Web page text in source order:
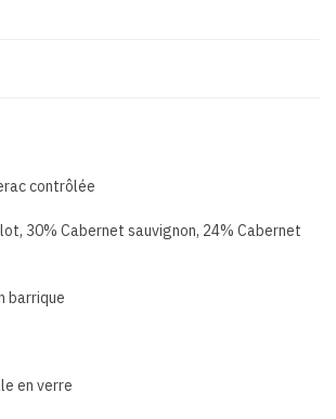
contrôlée
30% Cabernet sauvignon, 24% Cabernet
barrique
en verre